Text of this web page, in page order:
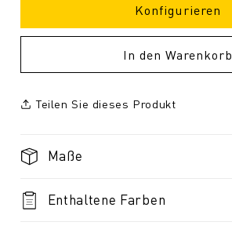
Konfigurieren
In den Warenkorb
Teilen Sie dieses Produkt
Maße
Enthaltene Farben